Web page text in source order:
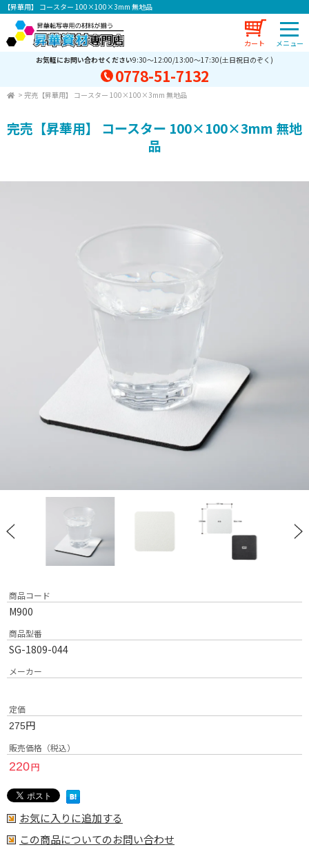
【昇華用】 コースター 100×100×3mm 無地品
カート
お気軽にお問い合わせください9:30～12:00/13:00～17:30(土日祝日のぞく)
0778-51-7132
> 完売【昇華用】 コースター 100×100×3mm 無地品
完売【昇華用】 コースター 100×100×3mm 無地
品
商品コード
M900
商品型番
SG-1809-044
メーカー
定価
275円
販売価格（税込）
220円
お気に入りに追加する
この商品についてのお問い合わせ